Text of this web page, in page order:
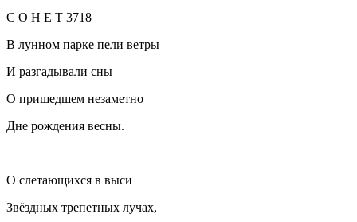
С О Н Е Т 3718
В лунном парке пели ветры
И разгадывали сны
О пришедшем незаметно
Дне рождения весны.
О слетающихся в выси
Звёздных трепетных лучах,